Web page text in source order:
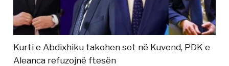
Kurti e Abdixhiku takohen sot në Kuvend, PDK e
Aleanca refuzojnë ftesën